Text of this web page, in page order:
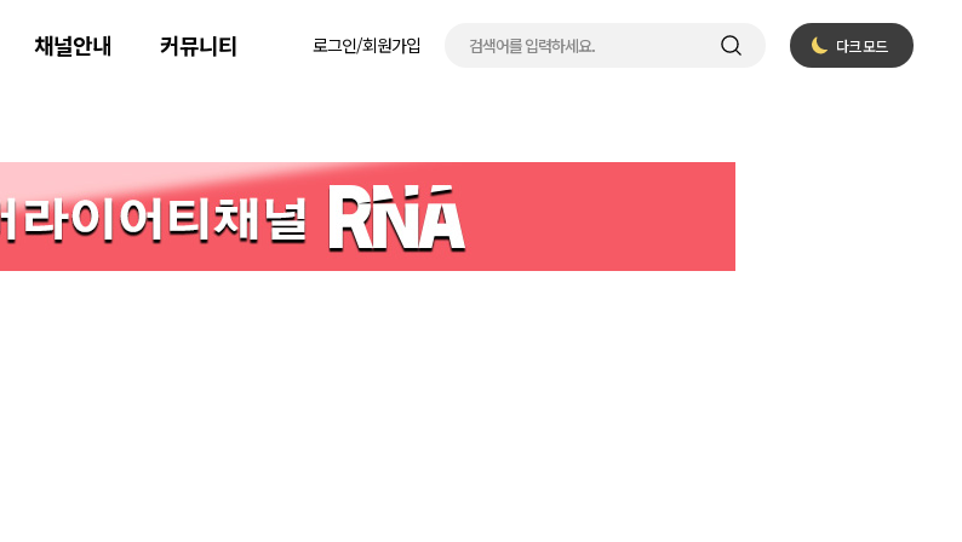
채널안내 커뮤니티 로그인/회원가입 다크 모드